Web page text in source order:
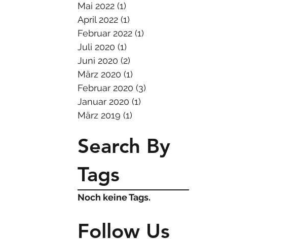
Mai 2022 (1)
April 2022 (1)
Februar 2022 (1)
Juli 2020 (1)
Juni 2020 (2)
März 2020 (1)
Februar 2020 (3)
Januar 2020 (1)
März 2019 (1)
Search By
Tags
Noch keine Tags.
Follow Us